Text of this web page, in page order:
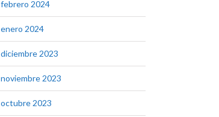
febrero 2024
enero 2024
diciembre 2023
noviembre 2023
octubre 2023